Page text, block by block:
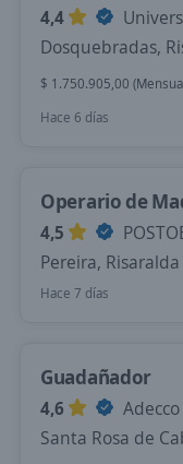
4,4
Dosquebradas,
$ 1.750.905,00
Hace 6 días
Operario de
4,5
Pereira, Risaralda
Hace 7 días
Guadañador
4,6
Santa Rosa de